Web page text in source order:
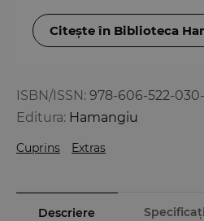
ISBN/ISSN: 978-606-522-
Editura: Hamangiu
Cuprins Extras
Citește în Biblioteca
Descriere